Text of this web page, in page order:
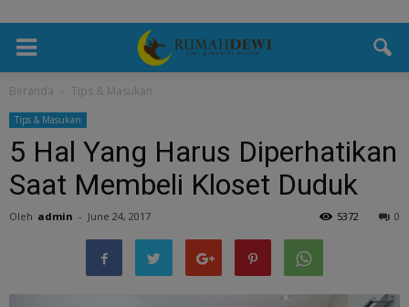
Beranda Tips & Masukan
Tips & Masukan
5 Hal Yang Harus Diperhatikan
Saat Membeli Kloset Duduk
Oleh admin - June 24, 2017 0
5372